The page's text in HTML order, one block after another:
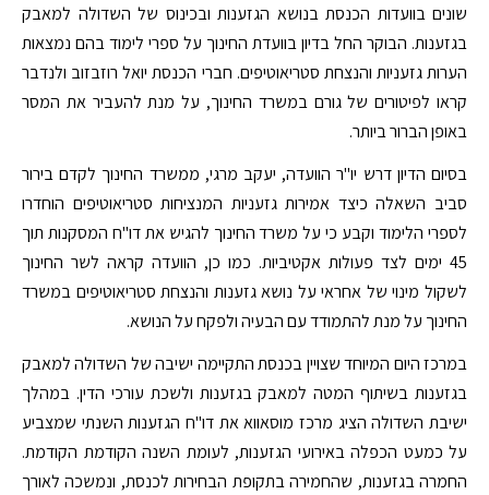
שונים בוועדות הכנסת בנושא הגזענות ובכינוס של השדולה למאבק
בגזענות. הבוקר החל בדיון בוועדת החינוך על ספרי לימוד בהם נמצאות
הערות גזעניות והנצחת סטריאוטיפים. חברי הכנסת יואל רוזבזוב ולנדבר
קראו לפיטורים של גורם במשרד החינוך, על מנת להעביר את המסר
באופן הברור ביותר.
בסיום הדיון דרש יו"ר הוועדה, יעקב מרגי, ממשרד החינוך לקדם בירור
סביב השאלה כיצד אמירות גזעניות המנציחות סטריאוטיפים הוחדרו
לספרי הלימוד וקבע כי על משרד החינוך להגיש את דו"ח המסקנות תוך
45 ימים לצד פעולות אקטיביות. כמו כן, הוועדה קראה לשר החינוך
לשקול מינוי של אחראי על נושא גזענות והנצחת סטריאוטיפים במשרד
החינוך על מנת להתמודד עם הבעיה ולפקח על הנושא.
במרכז היום המיוחד שצויין בכנסת התקיימה ישיבה של השדולה למאבק
בגזענות בשיתוף המטה למאבק בגזענות ולשכת עורכי הדין. במהלך
ישיבת השדולה הציג מרכז מוסאווא את דו"ח הגזענות השנתי שמצביע
על כמעט הכפלה באירועי הגזענות, לעומת השנה הקודמת הקודמת.
החמרה בגזענות, שהחמירה בתקופת הבחירות לכנסת, ונמשכה לאורך